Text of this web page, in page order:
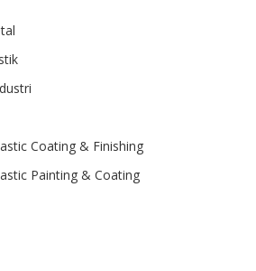
Coating & Finishing
Painting & Coating